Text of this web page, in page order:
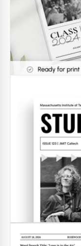
Modèle de
pour les
Google Docs
Modèle de
imprimable
Google Docs
Modèle de
Google Docs